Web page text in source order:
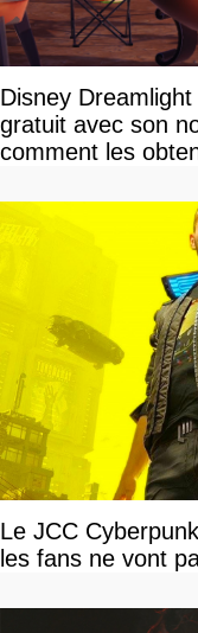
Disney
gratuit avec son
comment les
Le JCC
les fans ne vont